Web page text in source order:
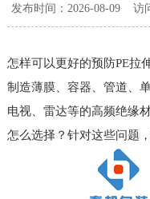
发布时间：2026-08-09 访
怎样可以更好的预防PE拉
制造薄膜、容器、管道、
电视、雷达等的高频绝缘材
怎么选择？针对这些问题